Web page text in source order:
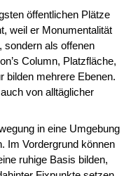
öffentlichen Plätze
weil er Monumentalität
sondern als offenen
Column, Platzfläche,
bilden mehrere Ebenen.
von alltäglicher
in eine Umgebung
Im Vordergrund können
ruhige Basis bilden,